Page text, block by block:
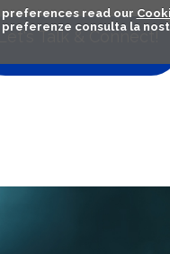
preferences read our
consulta la
Let's Talk & Connect!